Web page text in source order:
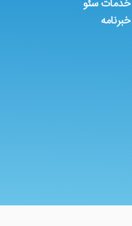
خدمات سئو
خبرنامه